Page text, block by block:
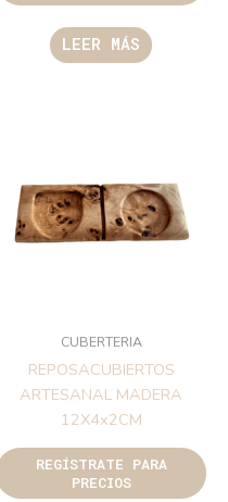
LEER MÁS
CUBERTERIA
REPOSACUBIERTOS
ARTESANAL MADERA
12X4x2CM
REGÍSTRATE PARA
PRECIOS